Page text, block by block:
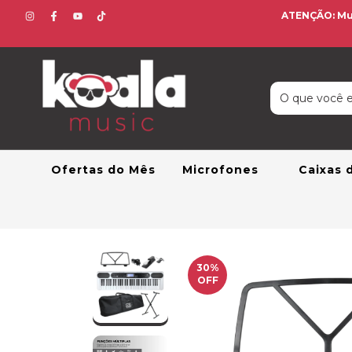
ATENÇÃO:
Ofertas do Mês Microfones Caixas
30%
OFF